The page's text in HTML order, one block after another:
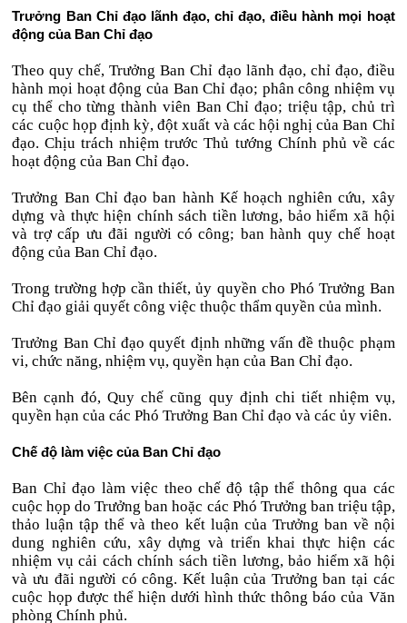
Trưởng Ban Chỉ đạo lãnh đạo, chỉ đạo, điều hành mọi hoạt
động của Ban Chỉ đạo
Theo quy chế, Trưởng Ban Chỉ đạo lãnh đạo, chỉ đạo, điều
hành mọi hoạt động của Ban Chỉ đạo; phân công nhiệm vụ
cụ thể cho từng thành viên Ban Chỉ đạo; triệu tập, chủ trì
các cuộc họp định kỳ, đột xuất và các hội nghị của Ban Chỉ
đạo. Chịu trách nhiệm trước Thủ tướng Chính phủ về các
hoạt động của Ban Chỉ đạo.
Trưởng Ban Chỉ đạo ban hành Kế hoạch nghiên cứu, xây
dựng và thực hiện chính sách tiền lương, bảo hiểm xã hội
và trợ cấp ưu đãi người có công; ban hành quy chế hoạt
động của Ban Chỉ đạo.
Trong trường hợp cần thiết, ủy quyền cho Phó Trưởng Ban
Chỉ đạo giải quyết công việc thuộc thẩm quyền của mình.
Trưởng Ban Chỉ đạo quyết định những vấn đề thuộc phạm
vi, chức năng, nhiệm vụ, quyền hạn của Ban Chỉ đạo.
Bên cạnh đó, Quy chế cũng quy định chi tiết nhiệm vụ,
quyền hạn của các Phó Trưởng Ban Chỉ đạo và các ủy viên.
Chế độ làm việc của Ban Chỉ đạo
Ban Chỉ đạo làm việc theo chế độ tập thể thông qua các
cuộc họp do Trưởng ban hoặc các Phó Trưởng ban triệu tập,
thảo luận tập thể và theo kết luận của Trưởng ban về nội
dung nghiên cứu, xây dựng và triển khai thực hiện các
nhiệm vụ cải cách chính sách tiền lương, bảo hiểm xã hội
và ưu đãi người có công. Kết luận của Trưởng ban tại các
cuộc họp được thể hiện dưới hình thức thông báo của Văn
phòng Chính phủ.